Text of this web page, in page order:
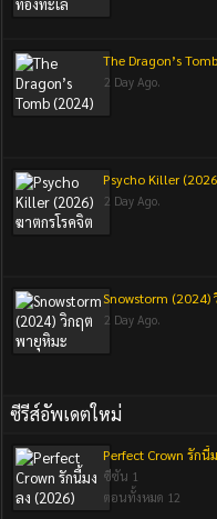
The Dragon’s
2 Day Ago.
Psycho Killer
2 Day Ago.
Snowstorm
2 Day Ago.
ซีรีส์อัพเดตใหม่
Perfect Crown รักนี้
ซีซัน 1
ตอนทั้งหมด 12